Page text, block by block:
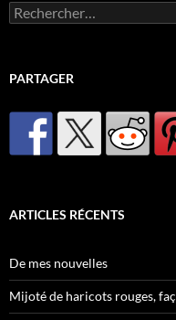
Rechercher :
PARTAGER
ARTICLES RÉCENTS
De mes nouvelles
Mijoté de haricots rouges,